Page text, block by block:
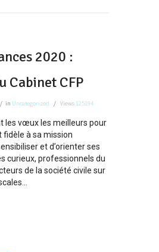
2020 :
Cabinet CFP
in Uncategorized Views125194
les vœux les meilleurs pour
fidèle à sa mission
et d’orienter ses
curieux, professionnels du
de la société civile sur